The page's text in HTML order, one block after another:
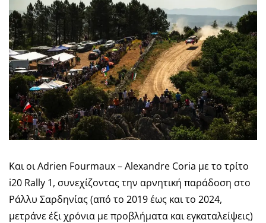
Και οι Adrien Fourmaux – Alexandre Coria με το τρίτο
i20 Rally 1, συνεχίζοντας την αρνητική παράδοση στο
Ράλλυ Σαρδηνίας (από το 2019 έως και το 2024,
μετράνε έξι χρόνια με προβλήματα και εγκαταλείψεις)